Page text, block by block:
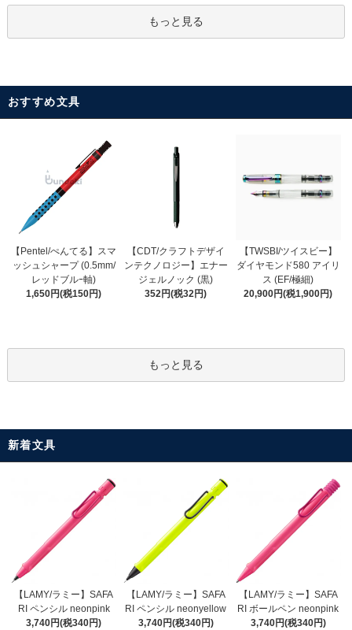
もっと見る
おすすめ文具
【Pentel/ぺんてる】スマ
ッシュシャープ (0.5mm/
レッドブルｰ軸)
1,650円(税150円)
【CDT/クラフトデザイ
ンテクノロジー】エナー
ジェルノック (黒)
352円(税32円)
【TWSBI/ツイスビー】
ダイヤモンド580 アイリ
ス (EF/極細)
20,900円(税1,900円)
もっと見る
新着文具
【LAMY/ラミー】SAFA
RI ペンシル neonpink
3,740円(税340円)
【LAMY/ラミー】SAFA
RI ペンシル neonyellow
3,740円(税340円)
【LAMY/ラミー】SAFA
RI ボールペン neonpink
3,740円(税340円)